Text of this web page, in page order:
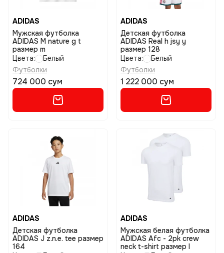
ADIDAS
Мужская футболка
ADIDAS M nature g t
размер m
Цвета:
Белый
Футболки
724 000 сум
ADIDAS
Детская футболка
ADIDAS Real h jsy y
размер 128
Цвета:
Белый
Футболки
1 222 000 сум
ADIDAS
Детская футболка
ADIDAS J z.n.e. tee размер
164
ADIDAS
Мужская белая футболка
ADIDAS Afc - 2pk crew
neck t-shirt размер l